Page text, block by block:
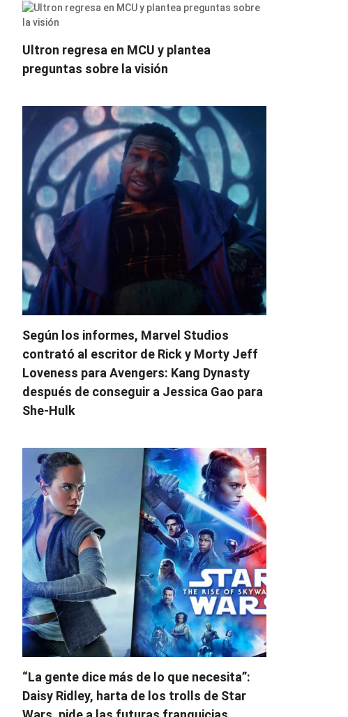
Ultron regresa en MCU y plantea
preguntas sobre la visión
Según los informes, Marvel Studios
contrató al escritor de Rick y Morty Jeff
Loveness para Avengers: Kang Dynasty
después de conseguir a Jessica Gao para
She-Hulk
“La gente dice más de lo que necesita”:
Daisy Ridley, harta de los trolls de Star